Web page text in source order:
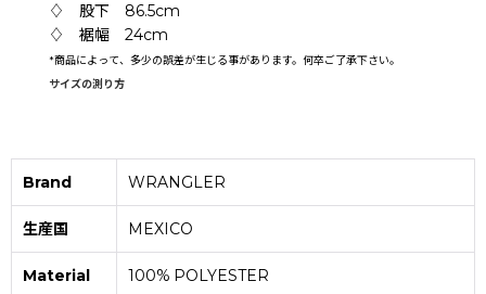
♢ 股下 86.5cm
♢ 裾幅 24cm
*商品によって、多少の誤差が生じる事があります。何卒ご了承下さい。
サイズの測り方
Brand WRANGLER
生産国 MEXICO
Material 100% POLYESTER